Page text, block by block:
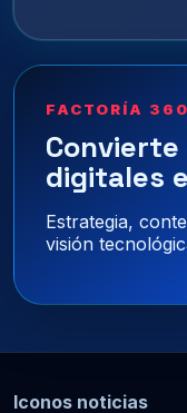
FACTORÍA 360
digitales
Estrategia,
visión
Iconos noticias